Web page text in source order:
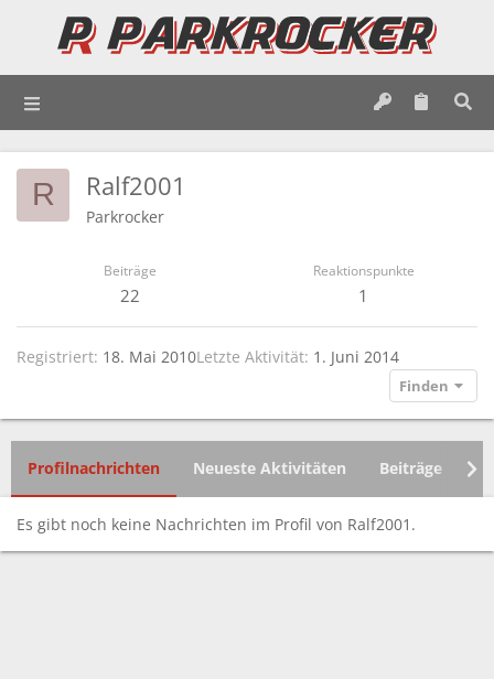
R Ralf2001
Parkrocker
Beiträge
22
Reaktionspunkte
1
Registriert 18. Mai 2010Letzte Aktivität 1. Juni 2014
Finden
Profilnachrichten Neueste Aktivitäten Beiträge
Es gibt noch keine Nachrichten im Profil von Ralf2001.